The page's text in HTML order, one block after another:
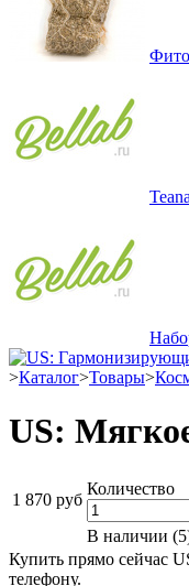
>Каталог>Товары>
US:
1 870 руб
Количество
В наличии
Купить прямо сейчас
телефону.